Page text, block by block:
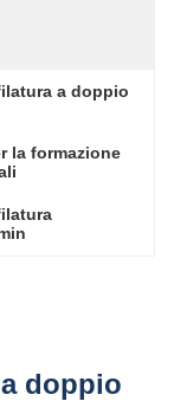
a doppio
la formazione
doppio